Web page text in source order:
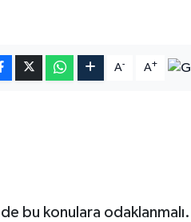
A- A+
bu konulara